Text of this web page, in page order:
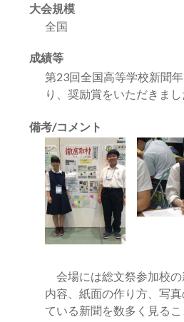
大会規模
全国
成績等
第23回全国高等学校新聞
り、奨励賞をいただきまし
備考/コメント
会場には総文祭参加校の
内容、紙面の作り方、写
ている新聞を数多く見るこ